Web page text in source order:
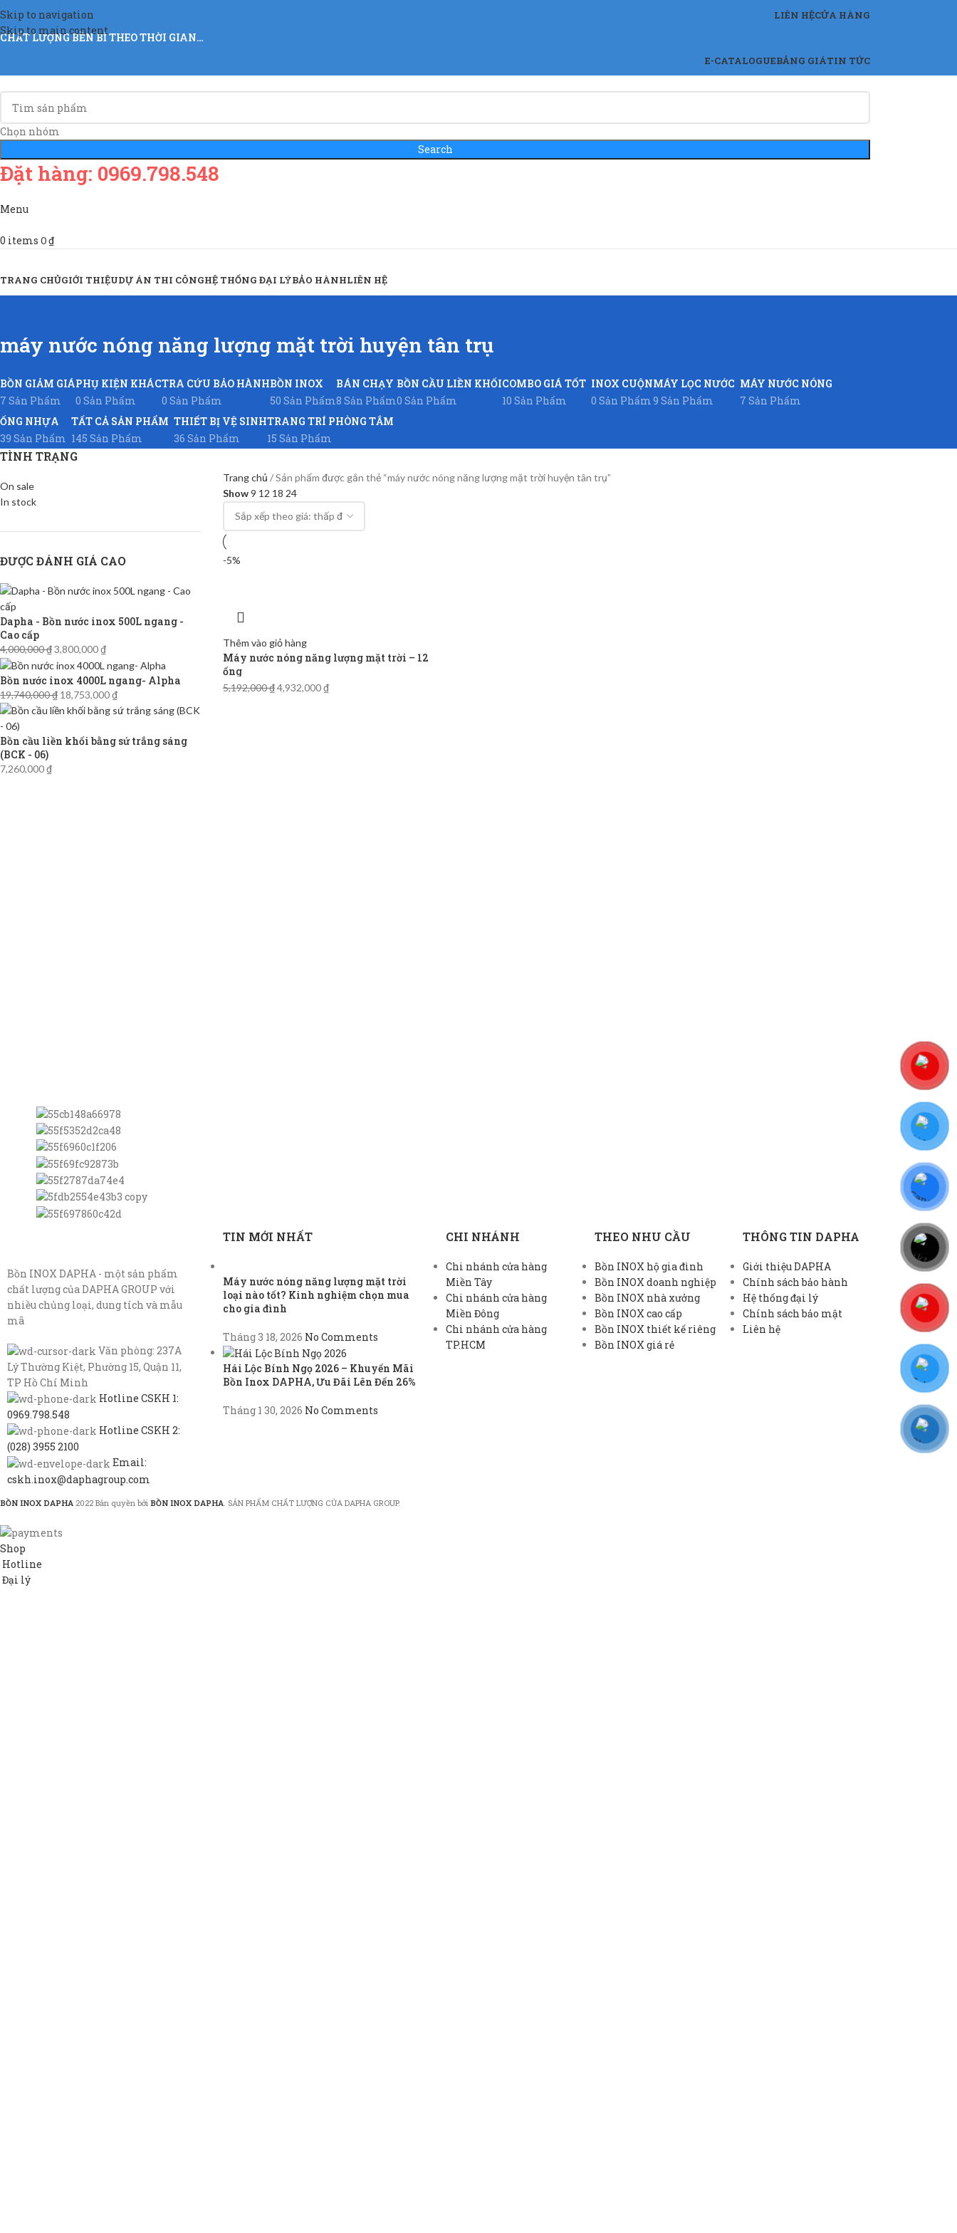
Skip to navigation
Skip to main content
LIÊN HỆCỬA HÀNG
CHẤT LƯỢNG BỀN BỈ THEO THỜI GIAN…
E-CATALOGUEBẢNG GIÁTIN TỨC
Chọn nhóm
Search
Đặt hàng: 0969.798.548
Menu
0 items 0₫
TRANG CHỦGIỚI THIỆUDỰ ÁN THI CÔNGHỆ THỐNG ĐẠI LÝBẢO HÀNHLIÊN HỆ
máy nước nóng năng lượng mặt trời huyện tân trụ
BỒN GIẢM GIÁ
7 Sản Phẩm
PHỤ KIỆN KHÁC
0 Sản Phẩm
TRA CỨU BẢO HÀNH
0 Sản Phẩm
BỒN INOX
50 Sản Phẩm
BÁN CHẠY
8 Sản Phẩm
BỒN CẦU LIỀN KHỐI
0 Sản Phẩm
COMBO GIÁ TỐT
10 Sản Phẩm
INOX CUỘN
0 Sản Phẩm
MÁY LỌC NƯỚC
9 Sản Phẩm
MÁY NƯỚC NÓNG
7 Sản Phẩm
ỐNG NHỰA
39 Sản Phẩm
TẤT CẢ SẢN PHẨM
145 Sản Phẩm
THIẾT BỊ VỆ SINH
36 Sản Phẩm
TRANG TRÍ PHÒNG TẮM
15 Sản Phẩm
TÌNH TRẠNG
On sale
In stock
ĐƯỢC ĐÁNH GIÁ CAO
Dapha - Bồn nước inox 500L ngang -
Cao cấp
4,000,000₫3,800,000₫
Bồn nước inox 4000L ngang- Alpha
19,740,000₫ 18,753,000₫
Bồn cầu liền khối bằng sứ trắng sáng
(BCK - 06)
7,260,000₫
Trang chủ
Sản phẩm được gắn thẻ “máy nước nóng năng lượng mặt trời huyện tân trụ”
Show9 12 18 24
-5%
Thêm vào giỏ hàng
Máy nước nóng năng lượng mặt trời – 12
ống
5,192,000₫4,932,000₫
Bồn INOX DAPHA - một sản phẩm
chất lượng của DAPHA GROUP với
nhiều chủng loại, dung tích và mẫu
mã
Văn phòng: 237A
Lý Thường Kiệt, Phường 15, Quận 11,
TP Hồ Chí Minh
Hotline CSKH 1:
0969.798.548
Hotline CSKH 2:
(028) 3955 2100
Email:
cskh.inox@daphagroup.com
TIN MỚI NHẤT
Máy nước nóng năng lượng mặt trời
loại nào tốt? Kinh nghiệm chọn mua
cho gia đình
Tháng 3 18, 2026 No Comments
Hái Lộc Bính Ngọ 2026 – Khuyến Mãi
Bồn Inox DAPHA, Ưu Đãi Lên Đến 26%
Tháng 1 30, 2026 No Comments
CHI NHÁNH
Chi nhánh cửa hàng
Miền Tây
Chi nhánh cửa hàng
Miền Đông
Chi nhánh cửa hàng
TP.HCM
THEO NHU CẦU
Bồn INOX hộ gia đình
Bồn INOX doanh nghiệp
Bồn INOX nhà xưởng
Bồn INOX cao cấp
Bồn INOX thiết kế riêng
Bồn INOX giá rẻ
THÔNG TIN DAPHA
Giới thiệu DAPHA
Chính sách bảo hành
Hệ thống đại lý
Chính sách bảo mật
Liên hệ
BỒN INOX DAPHA 2022 Bản quyền bởi BỒN INOX DAPHA . SẢN PHẨM CHẤT LƯỢNG CỦA DAPHA GROUP.
Shop
Hotline
Đại lý